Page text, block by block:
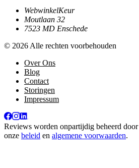
WebwinkelKeur
Moutlaan 32
7523 MD Enschede
© 2026 Alle rechten voorbehouden
Over Ons
Blog
Contact
Storingen
Impressum
Reviews worden onpartijdig beheerd door
onze beleid en algemene voorwaarden.